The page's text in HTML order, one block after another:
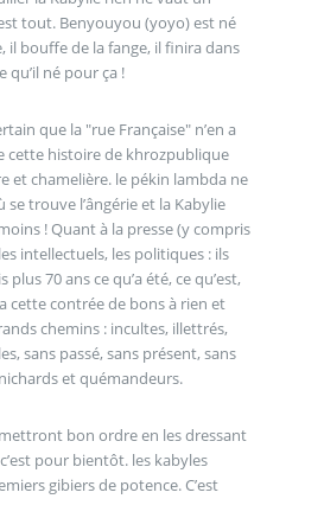
tout. Benyouyou (yoyo) est né
il bouffe de la fange, il finira dans
qu’il né pour ça !
que la "rue Française" n’en a
cette histoire de khrozpublique
et chamelière. le pékin lambda ne
se trouve l’ângérie et la Kabylie
! Quant à la presse (y compris
intellectuels, les politiques : ils
70 ans ce qu’a été, ce qu’est,
cette contrée de bons à rien et
chemins : incultes, illettrés,
sans passé, sans présent, sans
et quémandeurs.
bon ordre en les dressant
pour bientôt. les kabyles
gibiers de potence. C’est